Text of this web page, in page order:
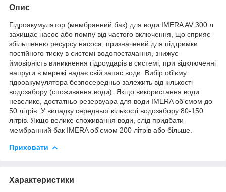
Опис
Гідроакумулятор (мембранний бак) для води IMERA AV 300 л
захищає насос або помпу від частого включення, що сприяє
збільшенню ресурсу насоса, призначений для підтримки
постійного тиску в системі водопостачання, знижує
ймовірність виникнення гідроударів в системі, при відключенні
напруги в мережі надає свій запас води. Вибір об'єму
гідроакумулятора безпосередньо залежить від кількості
водозабору (споживання води). Якщо використання води
невелике, достатньо резервуара для води IMERA об'ємом до
50 літрів. У випадку середньої кількості водозабору 80-150
літрів. Якщо велике споживання води, слід придбати
мембранний бак IMERA об'ємом 200 літрів або більше.
Приховати
Характеристики